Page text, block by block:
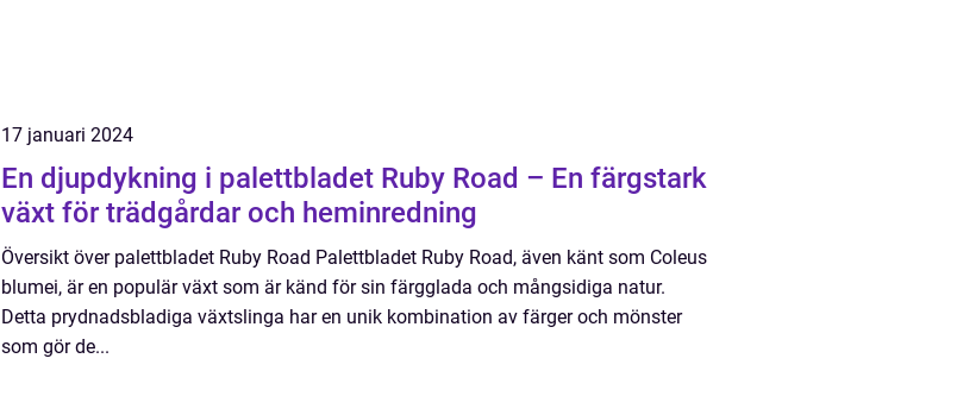
17 januari 2024
En djupdykning i palettbladet Ruby Road – En färgstark
växt för trädgårdar och heminredning
Översikt över palettbladet Ruby Road Palettbladet Ruby Road, även känt som Coleus
blumei, är en populär växt som är känd för sin färgglada och mångsidiga natur.
Detta prydnadsbladiga växtslinga har en unik kombination av färger och mönster
som gör de...